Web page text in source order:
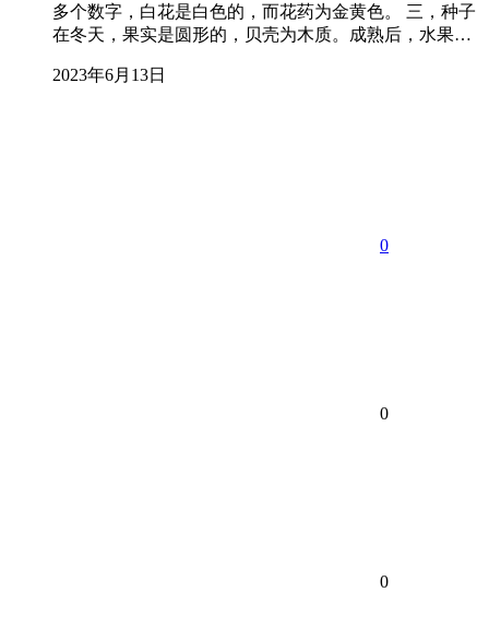
多个数字，白花是白色的，而花药为金黄色。 三，种子
在冬天，果实是圆形的，贝壳为木质。成熟后，水果…
2023年6月13日
0
0
0